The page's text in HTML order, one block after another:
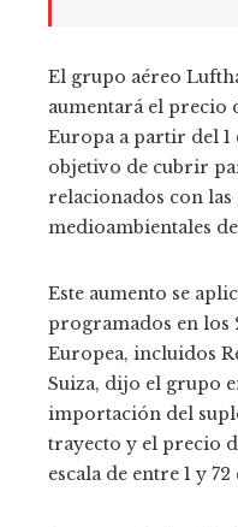
El grupo aéreo
aumentará el precio
Europa a partir del 1
objetivo de cubrir
relacionados con las
medioambientales
Este aumento se
programados en los
Europea, incluidos
Suiza, dijo el grupo
importación del
trayecto y el precio
escala de entre 1 y 72